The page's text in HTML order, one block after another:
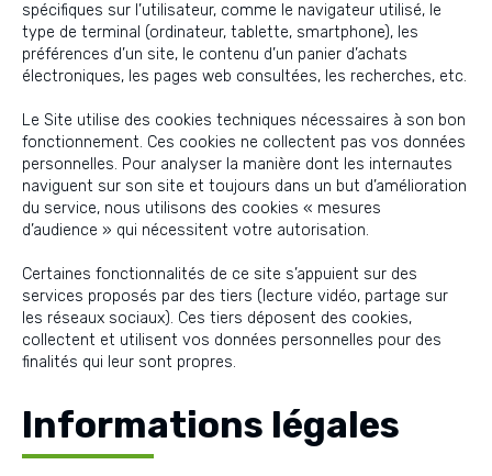
spécifiques sur l’utilisateur, comme le navigateur utilisé, le
type de terminal (ordinateur, tablette, smartphone), les
préférences d’un site, le contenu d’un panier d’achats
électroniques, les pages web consultées, les recherches, etc.
Le Site utilise des cookies techniques nécessaires à son bon
fonctionnement. Ces cookies ne collectent pas vos données
personnelles. Pour analyser la manière dont les internautes
naviguent sur son site et toujours dans un but d’amélioration
du service, nous utilisons des cookies « mesures
d’audience » qui nécessitent votre autorisation.
Certaines fonctionnalités de ce site s’appuient sur des
services proposés par des tiers (lecture vidéo, partage sur
les réseaux sociaux). Ces tiers déposent des cookies,
collectent et utilisent vos données personnelles pour des
finalités qui leur sont propres.
Informations légales